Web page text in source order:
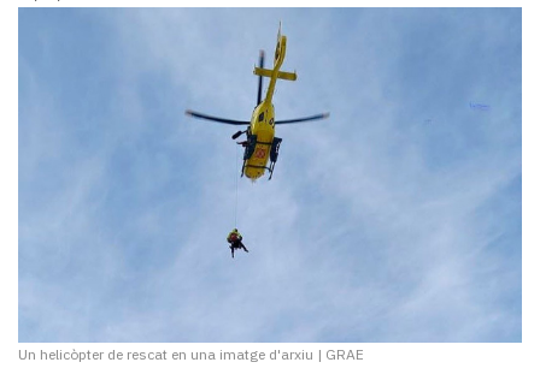
Un helicòpter de rescat en una imatge d'arxiu | GRAE